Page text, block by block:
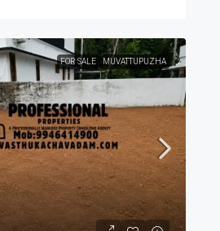
FOR SALE MUVATTUPUZHA